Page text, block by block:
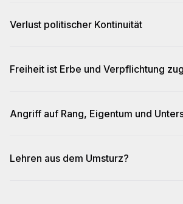
Verlust politischer Kontinuität
Freiheit ist Erbe und Verpflichtung
Angriff auf Rang, Eigentum und
Lehren aus dem Umsturz?